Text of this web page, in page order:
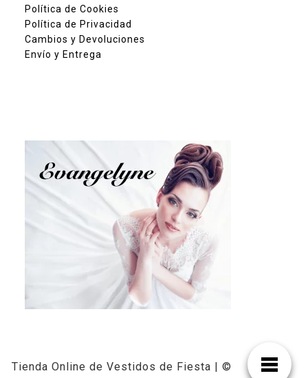
Política de Cookies
Política de Privacidad
Cambios y Devoluciones
Envío y Entrega
Tienda Online de Vestidos de Fiesta | ©